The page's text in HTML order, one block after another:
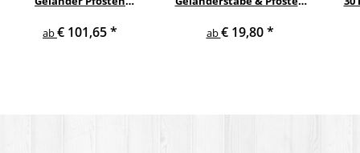
Holzpfosten Holzsäulen
ab€ 101,65*
Treppe Geländer Säule
ab€ 19,80*